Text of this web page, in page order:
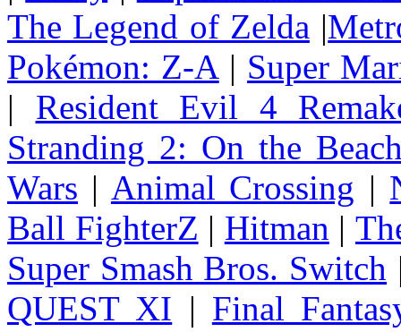
The Legend of Zelda |
Pokémon: Z-A | Super
| Resident Evil 4
Stranding 2: On the
Wars | Animal Crossing |
Ball FighterZ | Hitman |
Super Smash Bros. Switch
QUEST XI | Final